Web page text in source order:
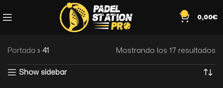
0
0,00€
Portada » 41 Mostrando los 17 resultados
Show sidebar